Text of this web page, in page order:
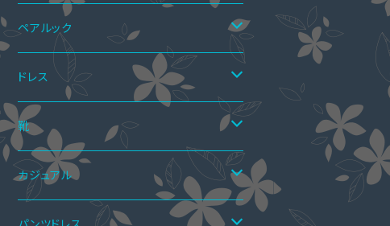
ペアルック
ペアTシャツ
ペアTシャツ&ワンピース
ペアニット
ペア上下セット
ペア水着
ドレス
ワンピース
ミニドレス
ミディアムドレス
ツーピース
スカートスーツ
ボレロ・ショール
靴
サマーブーツ
ニーハイブーツ
秋ブーツ
カジュアル
ワンピース